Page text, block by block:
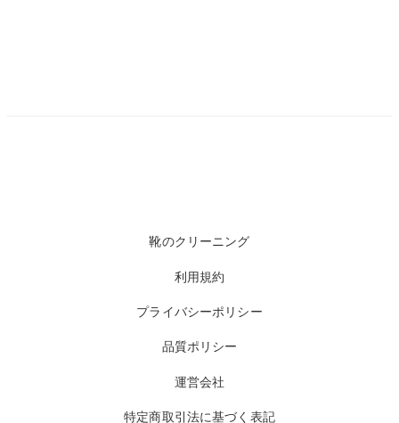
靴のクリーニング
利用規約
プライバシーポリシー
品質ポリシー
運営会社
特定商取引法に基づく表記